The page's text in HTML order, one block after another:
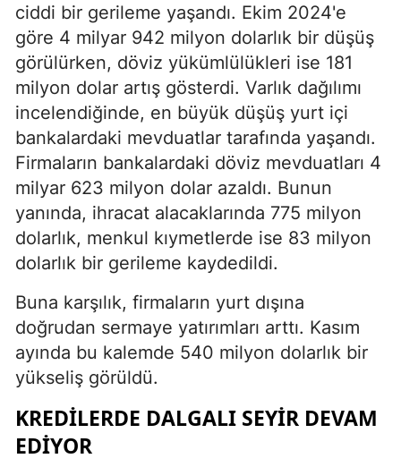
ciddi bir gerileme yaşandı. Ekim 2024'e
göre 4 milyar 942 milyon dolarlık bir düşüş
görülürken, döviz yükümlülükleri ise 181
milyon dolar artış gösterdi. Varlık dağılımı
incelendiğinde, en büyük düşüş yurt içi
bankalardaki mevduatlar tarafında yaşandı.
Firmaların bankalardaki döviz mevduatları 4
milyar 623 milyon dolar azaldı. Bunun
yanında, ihracat alacaklarında 775 milyon
dolarlık, menkul kıymetlerde ise 83 milyon
dolarlık bir gerileme kaydedildi.
Buna karşılık, firmaların yurt dışına
doğrudan sermaye yatırımları arttı. Kasım
ayında bu kalemde 540 milyon dolarlık bir
yükseliş görüldü.
KREDILERDE DALGALI SEYIR DEVAM
EDIYOR